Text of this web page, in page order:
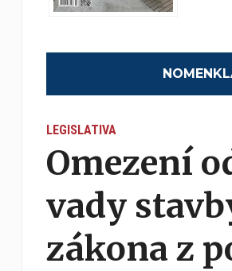
LEGISLATIVA
Omezení
vady
zákona z